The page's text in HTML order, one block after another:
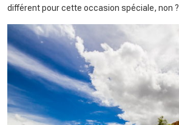
différent pour cette occasion spéciale, non ?